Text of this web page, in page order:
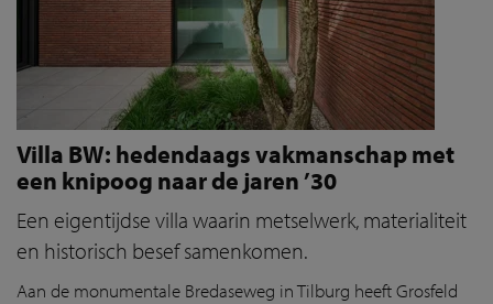
Villa BW: hedendaags vakmanschap met
een knipoog naar de jaren ’30
Een eigentijdse villa waarin metselwerk, materialiteit
en historisch besef samenkomen.
Aan de monumentale Bredaseweg in Tilburg heeft Grosfeld